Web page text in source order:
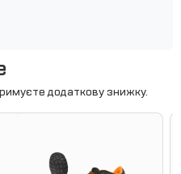
додаткову знижку.